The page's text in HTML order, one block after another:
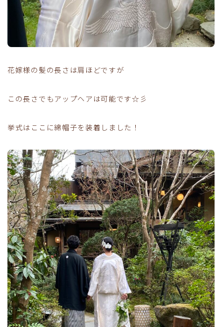
花嫁様の髪の長さは肩ほどですが
この長さでもアップヘアは可能です☆彡
挙式はここに綿帽子を装着しました！